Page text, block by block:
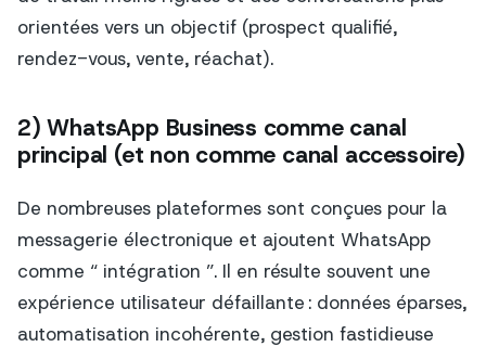
orientées vers un objectif (prospect qualifié,
rendez-vous, vente, réachat).
2) WhatsApp Business comme canal
principal (et non comme canal accessoire)
De nombreuses plateformes sont conçues pour la
messagerie électronique et ajoutent WhatsApp
comme “ intégration ”. Il en résulte souvent une
expérience utilisateur défaillante : données éparses,
automatisation incohérente, gestion fastidieuse